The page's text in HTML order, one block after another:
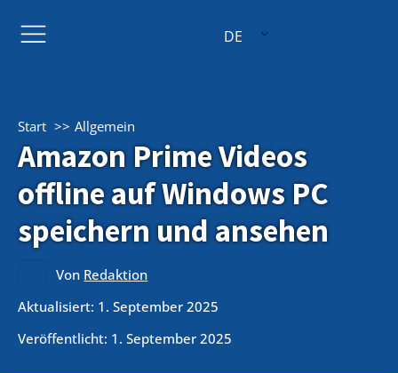
DE
Start Allgemein
Amazon Prime Videos
offline auf Windows PC
speichern und ansehen
Von Redaktion
Aktualisiert: 1. September 2025
Veröffentlicht: 1. September 2025